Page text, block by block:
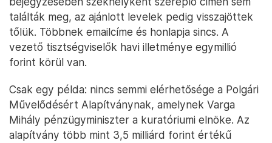
találták meg, az ajánlott levelek pedig visszajöttek
tőlük. Többnek emailcíme és honlapja sincs. A
vezető tisztségviselők havi illetménye egymillió
forint körül van.
Csak egy példa: nincs semmi elérhetősége a Polgári
Művelődésért Alapítványnak, amelynek Varga
Mihály pénzügyminiszter a kuratóriumi elnöke. Az
alapítvány több mint 3,5 milliárd forint értékű